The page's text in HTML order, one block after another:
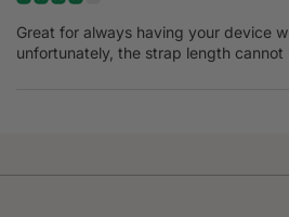
Great for always having your device
unfortunately, the strap length cannot